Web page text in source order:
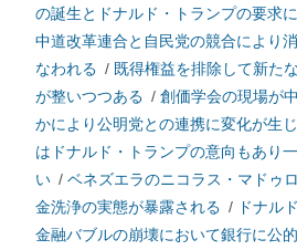
の誕生とドナルド・トランプの要求
中道改革連合と自民党の競合により
なわれる / 既得権益を排除して新た
が整いつつある / 創価学会の現場が
かにより公明党との連携に変化が生
はドナルド・トランプの意向もあり
い / ベネズエラのニコラス・マドゥ
金洗浄の実態が暴露される / ドナル
金融バブルの崩壊において銀行に公